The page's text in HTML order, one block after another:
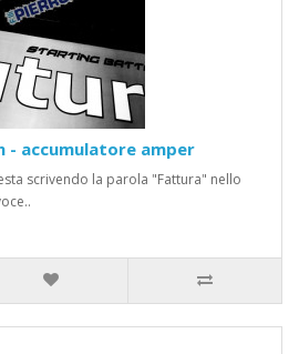
- accumulatore amper
scrivendo la parola "Fattura" nello